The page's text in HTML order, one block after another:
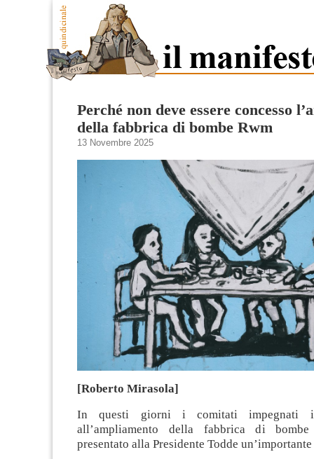
Perché non deve essere concesso
della fabbrica di bombe Rwm
13 Novembre 2025
[Roberto Mirasola]
In questi giorni i comitati impegnati
all’ampliamento della fabbrica di
presentato alla Presidente Todde